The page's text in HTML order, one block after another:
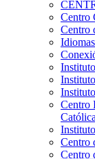
Centro
Centro
Centro
Centro
Centro